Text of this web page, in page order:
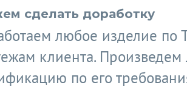
сделать доработку
любое изделие по
клиента.
по его